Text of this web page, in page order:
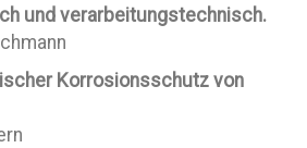
und verarbeitungstechnisch.
Korrosionsschutz von